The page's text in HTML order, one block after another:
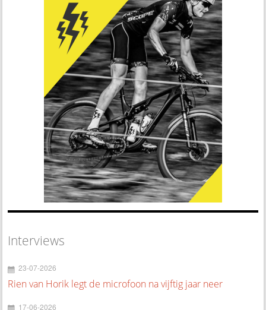
Interviews
23-07-2026
Rien van Horik legt de microfoon na vijftig jaar neer
17-06-2026